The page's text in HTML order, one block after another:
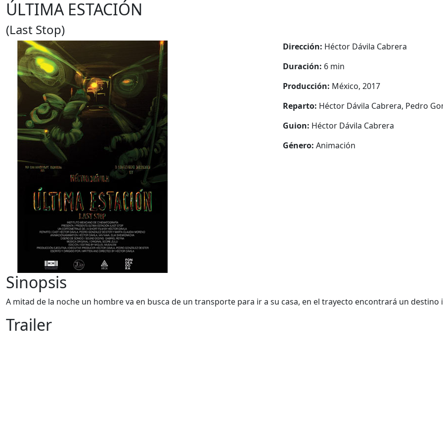
ÚLTIMA ESTACIÓN
(Last Stop)
Dirección: Héctor Dávila Cabrera
Duración: 6 min
Producción: México, 2017
Reparto: Héctor Dávila Cabrera, Pedro
Guion: Héctor Dávila Cabrera
Género: Animación
Sinopsis
A mitad de la noche un hombre va en busca de un transporte para ir a su casa, en el trayecto encontrará un destino
Trailer